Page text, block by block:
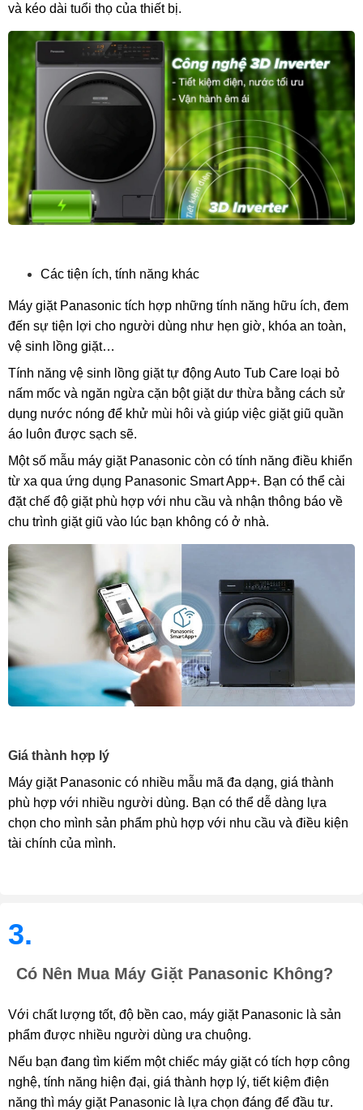
và kéo dài tuổi thọ của thiết bị.
Các tiện ích, tính năng khác
Máy giặt Panasonic tích hợp những tính năng hữu ích, đem
đến sự tiện lợi cho người dùng như hẹn giờ, khóa an toàn,
vệ sinh lồng giặt…
Tính năng vệ sinh lồng giặt tự động Auto Tub Care loại bỏ
nấm mốc và ngăn ngừa cặn bột giặt dư thừa bằng cách sử
dụng nước nóng để khử mùi hôi và giúp việc giặt giũ quần
áo luôn được sạch sẽ.
Một số mẫu máy giặt Panasonic còn có tính năng điều khiển
từ xa qua ứng dụng Panasonic Smart App+. Bạn có thể cài
đặt chế độ giặt phù hợp với nhu cầu và nhận thông báo về
chu trình giặt giũ vào lúc bạn không có ở nhà.
Giá thành hợp lý
Máy giặt Panasonic có nhiều mẫu mã đa dạng, giá thành
phù hợp với nhiều người dùng. Bạn có thể dễ dàng lựa
chọn cho mình sản phẩm phù hợp với nhu cầu và điều kiện
tài chính của mình.
3.
Có Nên Mua Máy Giặt Panasonic Không?
Với chất lượng tốt, độ bền cao, máy giặt Panasonic là sản
phẩm được nhiều người dùng ưa chuộng.
Nếu bạn đang tìm kiếm một chiếc máy giặt có tích hợp công
nghệ, tính năng hiện đại, giá thành hợp lý, tiết kiệm điện
năng thì máy giặt Panasonic là lựa chọn đáng để đầu tư.